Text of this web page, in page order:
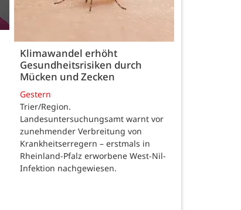
Klimawandel erhöht
Gesundheitsrisiken durch
Mücken und Zecken
Gestern
Trier/Region.
Landesuntersuchungsamt warnt vor
zunehmender Verbreitung von
Krankheitserregern – erstmals in
Rheinland-Pfalz erworbene West-Nil-
Infektion nachgewiesen.